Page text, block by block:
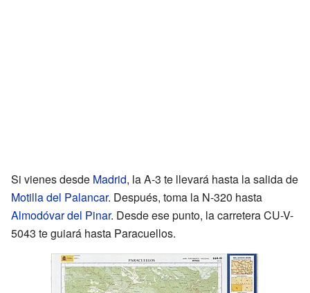
Si vienes desde Madrid, la A-3 te llevará hasta la salida de
Motilla del Palancar. Después, toma la N-320 hasta
Almodóvar del Pinar. Desde ese punto, la carretera CU-V-
5043 te guiará hasta Paracuellos.